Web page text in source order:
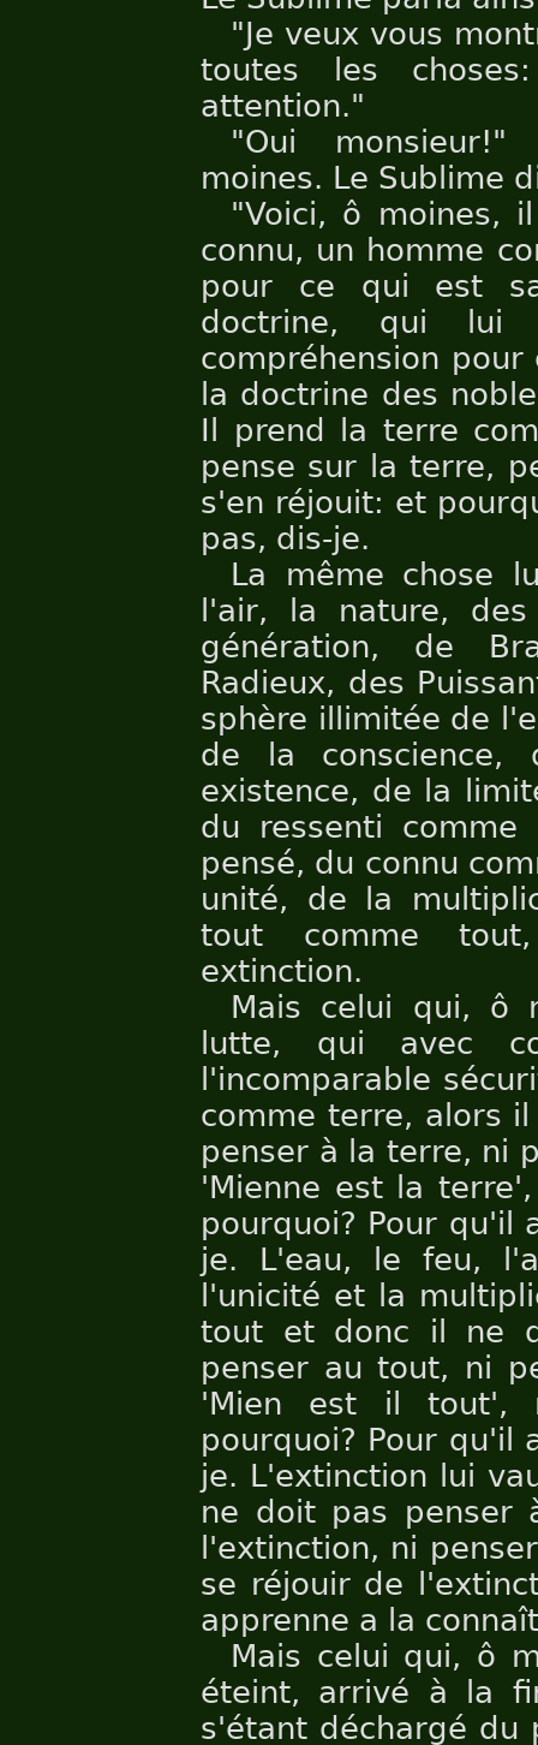
"Je veux vous
toutes les
attention."
"Oui
moines. Le Sublime
"Voici, ô moines,
connu, un homme
pour ce qui est
doctrine, qui lui
compréhension
la doctrine des
Il prend la terre
pense sur la terre,
s'en réjouit: et
pas, dis-je.
La même chose
l'air, la nature,
génération, de
Radieux, des
sphère illimitée de
de la
existence, de la
du ressenti comme
pensé, du connu
unité, de la
tout comme
extinction.
Mais celui qui, ô
lutte, qui avec
l'incomparable
comme terre, alors
penser à la terre, ni
'Mienne est la
pourquoi? Pour qu'il
je. L'eau, le feu,
l'unicité et la
tout et donc il ne
penser au tout, ni
'Mien est il tout',
pourquoi? Pour qu'il
je. L'extinction lui
ne doit pas penser
l'extinction, ni
se réjouir de
apprenne a la
Mais celui qui, ô
éteint, arrivé à la
s'étant déchargé du